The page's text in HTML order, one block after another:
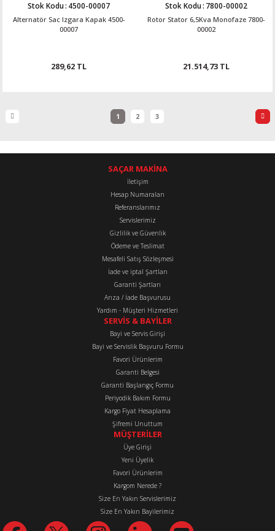
Stok Kodu: 4500-00007
Alternatör Sac Izgara Kapak 4500-
00007
289,62 TL
Stok Kodu: 7800-00002
Rotor Stator 6,5Kva Monofaze 7800-
00002
21.514,73 TL
1 2 3
SAÇAR MAKİNA
İletişim
Hesap Numaraları
Referanslarımız
Servislerimiz
Gizlilik ve Güvenlik
Ödeme ve Teslimat
Mesafeli Satış Sözleşmesi
İade ve iptal Şartları
Garanti Şartları
Arıza / İade Başvurusu
Yardım - Müşteri Hizmetleri
SERVİS & BAYİLER
Bayi ve Servis Girişi
Bayi ve Servislik Başvuru Formu
Favori Ürünlerim
Garanti Belgesi
Garanti Başlangıç Formu
Periyodik Bakım Formu
Kargo Fiyat Hesaplama
Şifremi Unuttum
MÜŞTERİLER
Üye Girişi
Yeni Üyelik
Favori Ürünlerim
Kargom Nerede ?
Size En Yakın Servislerimiz
Size En Yakın Bayilerimiz